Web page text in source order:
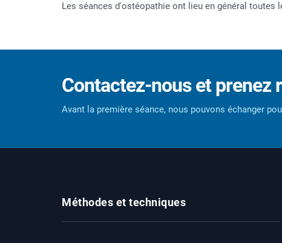
Les séances d'ostéopathie ont lieu en général toutes
Contactez-nous et prenez
Avant la première séance, nous pouvons échanger
Méthodes et techniques